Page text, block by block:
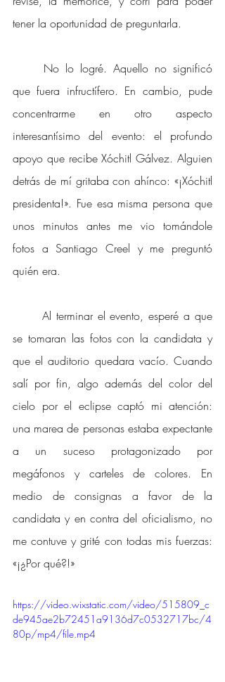
tener la oportunidad de preguntarla.
No lo logré. Aquello no significó
que fuera infructífero. En cambio, pude
concentrarme en otro aspecto
interesantísimo del evento: el profundo
apoyo que recibe Xóchitl Gálvez. Alguien
detrás de mí gritaba con ahínco: «¡Xóchitl
presidenta!». Fue esa misma persona que
unos minutos antes me vio tomándole
fotos a Santiago Creel y me preguntó
quién era.
Al terminar el evento, esperé a que
se tomaran las fotos con la candidata y
que el auditorio quedara vacío. Cuando
salí por fin, algo además del color del
cielo por el eclipse captó mi atención:
una marea de personas estaba expectante
a un suceso protagonizado por
megáfonos y carteles de colores. En
medio de consignas a favor de la
candidata y en contra del oficialismo, no
me contuve y grité con todas mis fuerzas:
«¡¿Por qué?!»
https://video.wixstatic.com/video/515809_c
de945ae2b72451a9136d7c0532717bc/4
80p/mp4/file.mp4